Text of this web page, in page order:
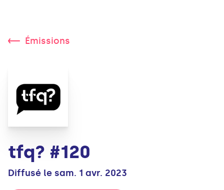
Émissions
tfq? #120
Diffusé le sam. 1 avr. 2023